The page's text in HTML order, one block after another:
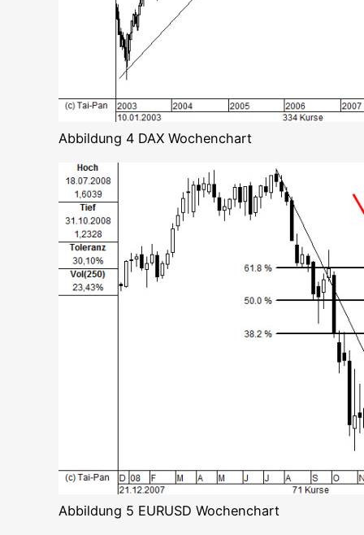
Abbil­dung 4 DAX Wochenchart
Abbil­dung 5 EURUSD Wochenchart